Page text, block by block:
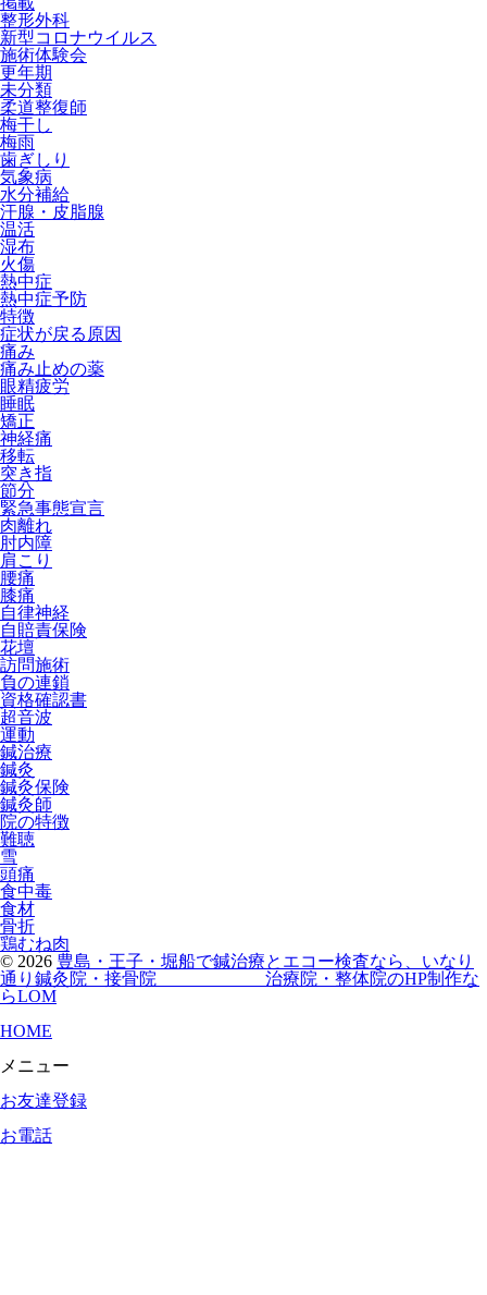
整形外科
新型コロナウイルス
施術体験会
更年期
未分類
柔道整復師
梅干し
梅雨
歯ぎしり
気象病
水分補給
汗腺・皮脂腺
温活
湿布
火傷
熱中症
熱中症予防
特徴
症状が戻る原因
痛み
痛み止めの薬
眼精疲労
睡眠
矯正
神経痛
移転
突き指
節分
緊急事態宣言
肉離れ
肘内障
肩こり
腰痛
膝痛
自律神経
自賠責保険
花壇
訪問施術
負の連鎖
資格確認書
超音波
運動
鍼治療
鍼灸
鍼灸保険
鍼灸師
院の特徴
難聴
雪
頭痛
食中毒
食材
骨折
鶏むね肉
© 2026 豊島・王子・堀船で鍼治療とエコー検査なら、いなり
通り鍼灸院・接骨院 治療院・整体院のHP制作な
らLOM
HOME
メニュー
お友達登録
お電話